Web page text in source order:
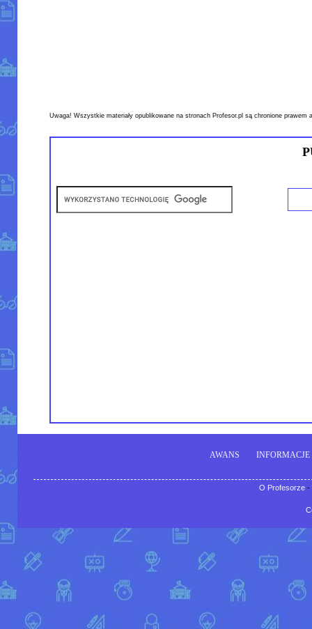
Uwaga! Wszystkie materiały opublikowane na stronach Profesor.pl są chronione
AWANS INFORMACJE
O Profesorze-